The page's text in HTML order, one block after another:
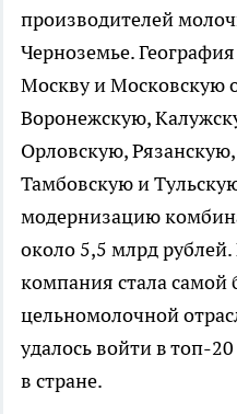
производителей
Черноземье.
Москву и Московскую
Воронежскую,
Орловскую,
Тамбовскую и
модернизацию
около 5,5 млрд
компания стала самой
цельномолочной
удалось войти в топ-
в стране.